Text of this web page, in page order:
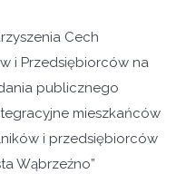
Cech
i Przedsiębiorców na
publicznego
mieszkańców
i przedsiębiorców
Wąbrzeźno”